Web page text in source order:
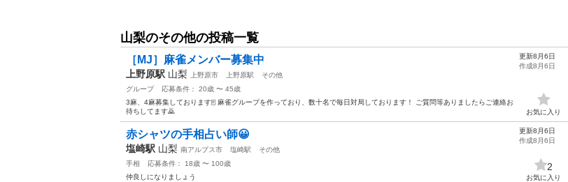
山梨のその他の投稿一覧
［MJ］麻雀メンバー募集中
上野原駅 山梨 上野原市 上野原駅
その他
グループ
応募条件： 20歳 〜 45歳
3麻、4麻募集しております🀄️ 麻雀グループを作っており、数十名で毎日対局しております！ ご質問等ありましたらご連絡お
待ちしてます🙇
更新8月6日
作成8月6日
お気に入り
赤シャツの手相占い師😀
塩崎駅 山梨 南アルプス市 塩崎駅
その他
手相
応募条件： 18歳 〜 100歳
仲良しになりましょう
更新8月6日
作成8月6日
2
お気に入り